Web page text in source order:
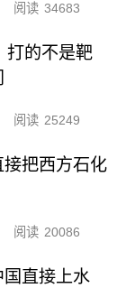
阅读 34683
打的不是靶
阅读 25249
把西方石化
阅读 20086
直接上水